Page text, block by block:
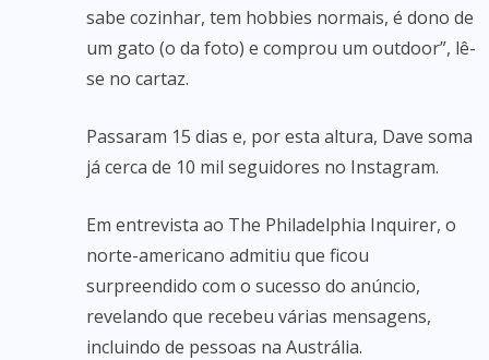
sabe cozinhar, tem hobbies normais, é dono de
um gato (o da foto) e comprou um outdoor”, lê-
se no cartaz.
Passaram 15 dias e, por esta altura, Dave soma
já cerca de 10 mil seguidores no Instagram.
Em entrevista ao The Philadelphia Inquirer, o
norte-americano admitiu que ficou
surpreendido com o sucesso do anúncio,
revelando que recebeu várias mensagens,
incluindo de pessoas na Austrália.